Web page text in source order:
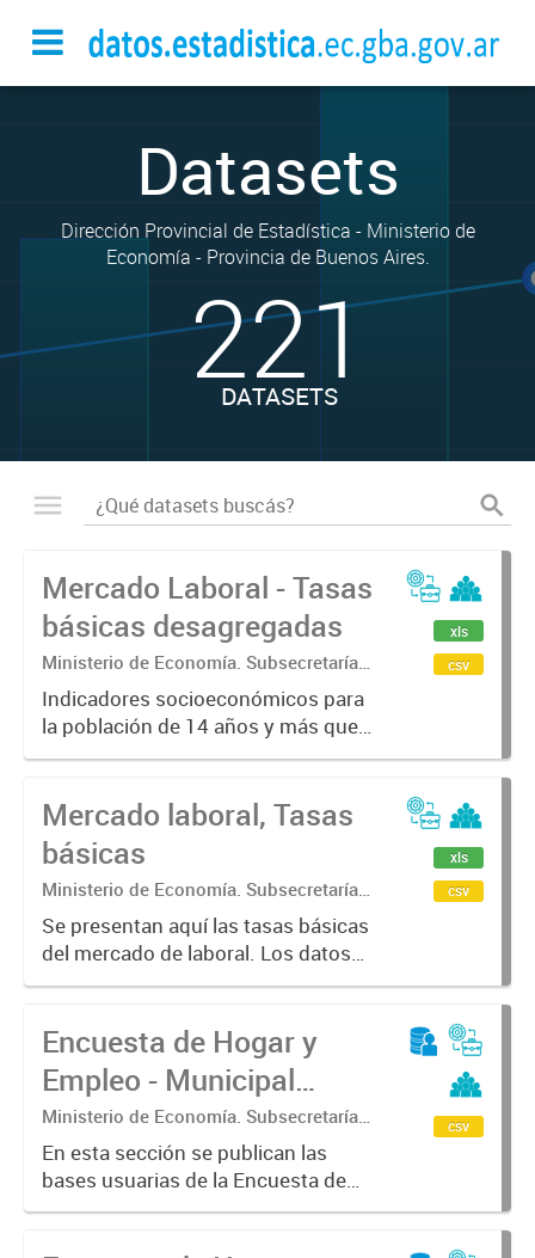
Datasets
Dirección Provincial de Estadística - Ministerio de
Economía - Provincia de Buenos Aires.
221
DATASETS
Mercado Laboral - Tasas
básicas desagregadas
Ministerio de Economía. Subsecretaría
de Coordinación Económica y
Estadística. Dirección Provincial de
Estadística.
Indicadores socioeconómicos para
la población de 14 años y más que
caracterizan la situación laboral de
básicos del mercado de trabajo
tales como tasas generales...
xls
csv
Mercado laboral, Tasas
básicas
Ministerio de Economía. Subsecretaría
de Coordinación Económica y
Estadística. Dirección Provincial de
Estadística.
Se presentan aquí las tasas básicas
del mercado de laboral. Los datos
fueron calculados en base a la
(EPH) para los 6 aglomerados
urbanos de la Provincia de
Buenos...
xls
csv
Encuesta de Hogar y
Empleo - Municipal
(EHE-M) - Olavarría
Ministerio de Economía. Subsecretaría
de Coordinación Económica y
Estadística. Dirección Provincial de
Estadística.
En esta sección se publican las
bases usuarias de la Encuesta de
Hogar y Empleo - Municipal (EHE-
csv